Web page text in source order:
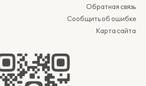
Обратная связь
Сообщить об ошибке
Карта сайта